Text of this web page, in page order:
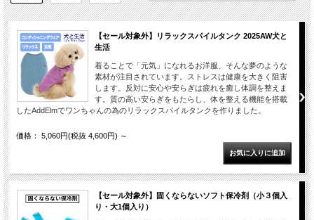
【セール対象外】リラックスパイルタンク 2025AW犬と
生活
着ることで「元気」になれるお洋服、そんな夢のような
素材が注目されています。ストレスは健康を大きく阻害
します。反対に安心や安らぎは疲れを癒し体調を整えま
す。質の高い安らぎをもたらし、体を整える機能を搭載
したAddElmでワンちゃんの為のリラックスパイルタンクを作りました。
価格： 5,060円(税抜 4,600円) ～
【セール対象外】固くならないソフト保冷剤（小３個入
り・大1個入り）